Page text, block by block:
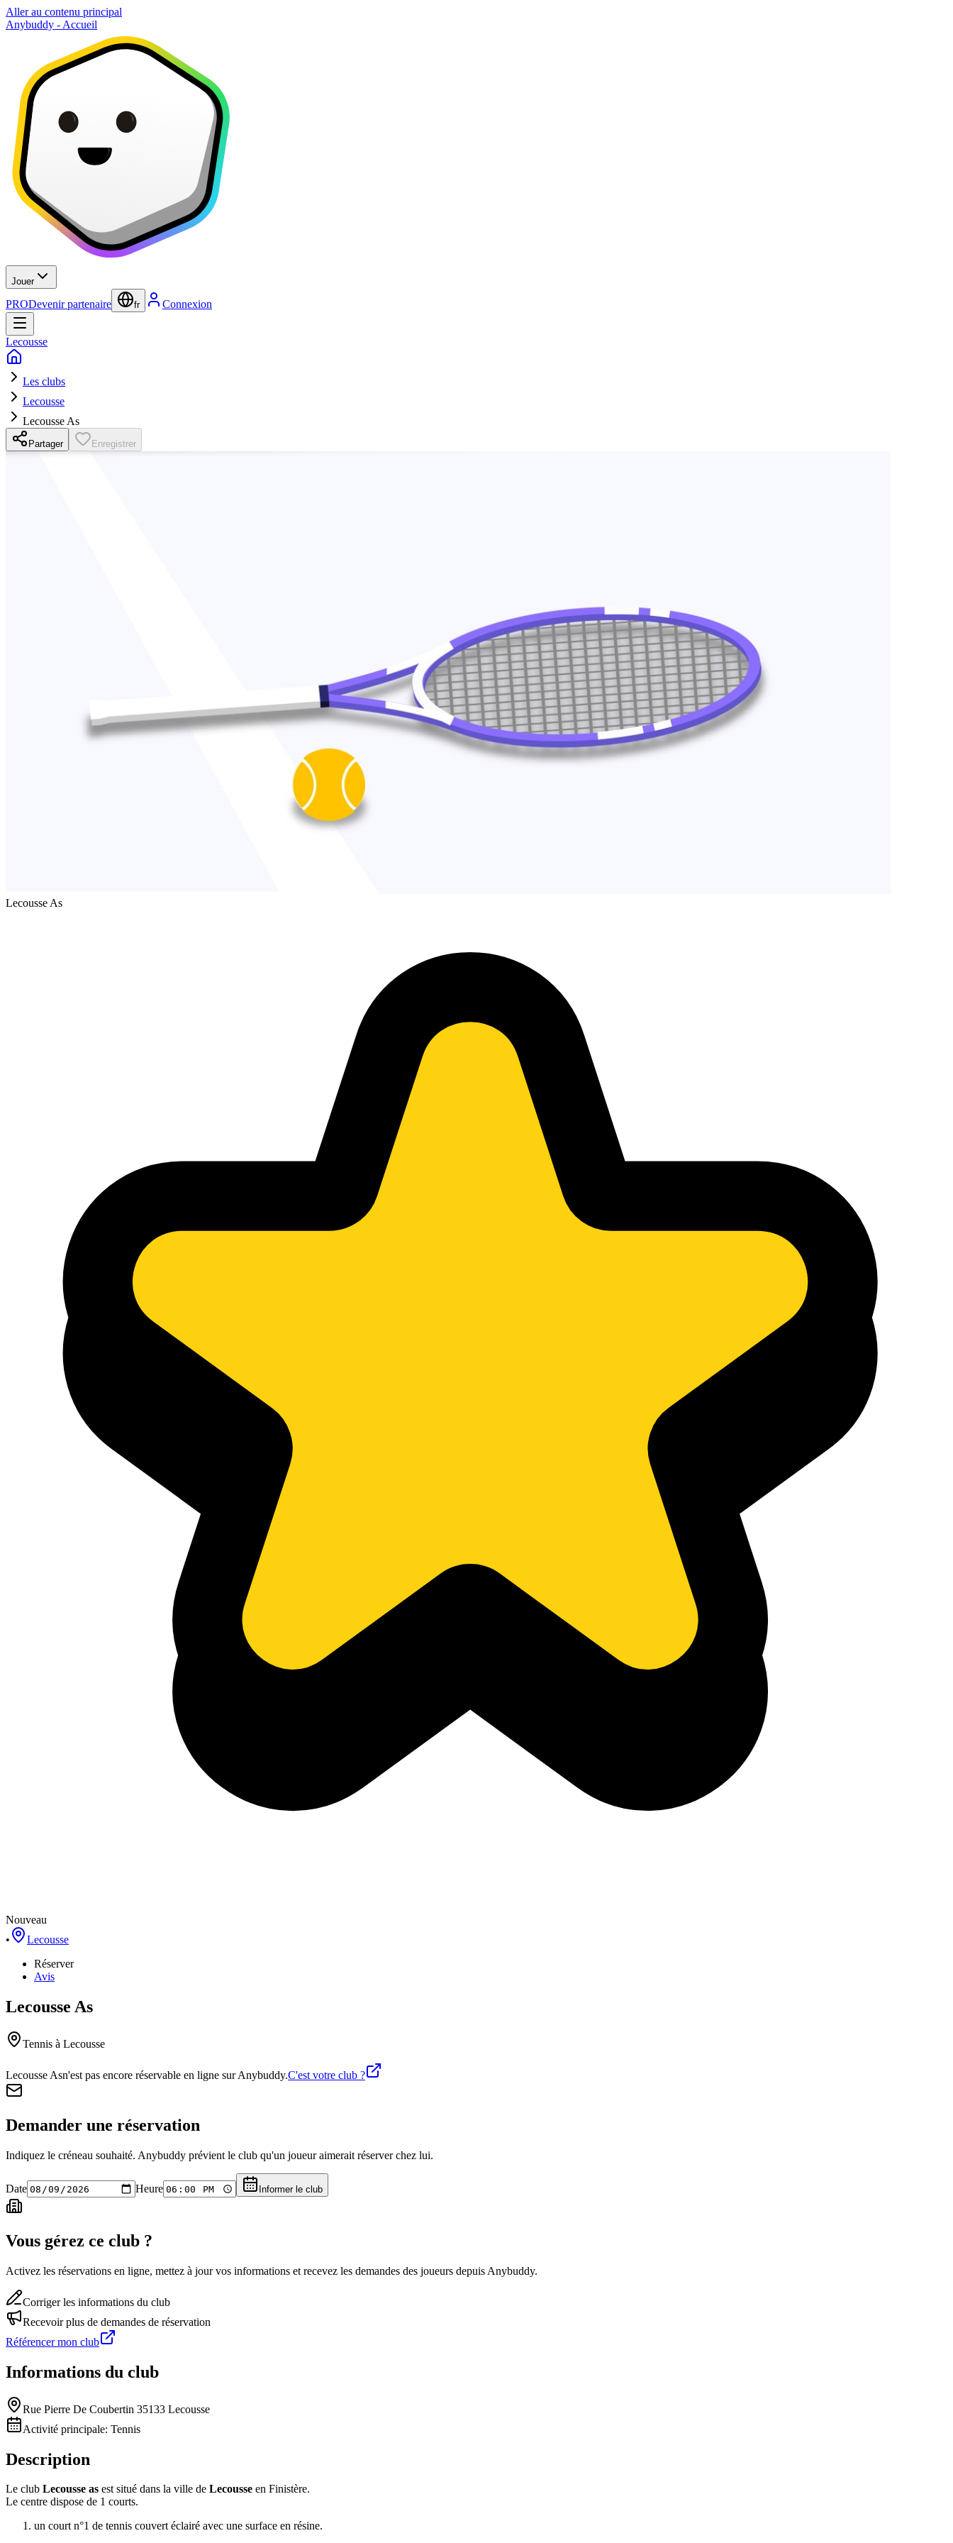
Aller au contenu principal
Anybuddy - Accueil
Jouer
PRODevenir partenaire fr Connexion
Lecousse
Les clubs
Lecousse
Lecousse As
Partager Enregistrer
Lecousse As
Nouveau
•
Lecousse
Réserver
Avis
Lecousse As
Tennis à Lecousse
Lecousse Asn'est pas encore réservable en ligne sur Anybuddy.C'est votre club ?
Demander une réservation
Indiquez le créneau souhaité. Anybuddy prévient le club qu'un joueur aimerait réserver chez lui.
Date Heure Informer le club
Vous gérez ce club ?
Activez les réservations en ligne, mettez à jour vos informations et recevez les demandes des joueurs depuis Anybuddy.
Corriger les informations du club
Recevoir plus de demandes de réservation
Référencer mon club
Informations du club
Rue Pierre De Coubertin 35133 Lecousse
Activité principale: Tennis
Description
Le club Lecousse as est situé dans la ville de Lecousse en Finistère.
Le centre dispose de 1 courts.
un court n°1 de tennis couvert éclairé avec une surface en résine.